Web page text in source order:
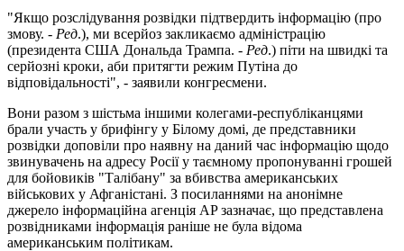
"Якщо розслідування розвідки підтвердить інформацію (про
змову. - Ред.), ми всерйоз закликаємо адміністрацію
(президента США Дональда Трампа. - Ред.) піти на швидкі та
серйозні кроки, аби притягти режим Путіна до
відповідальності", - заявили конгресмени.
Вони разом з шістьма іншими колегами-республіканцями
брали участь у брифінгу у Білому домі, де представники
розвідки доповіли про наявну на даний час інформацію щодо
звинувачень на адресу Росії у таємному пропонуванні грошей
для бойовиків "Талібану" за вбивства американських
військових у Афганістані. З посиланнями на анонімне
джерело інформаційна агенція AP зазначає, що представлена
розвідниками інформація раніше не була відома
американським політикам.